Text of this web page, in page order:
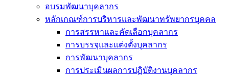
อบรมพัฒนาบุคลากร
หลักเกณฑ์การบริหารและพัฒนาทรัพยากรบุคคล
การสรรหาและคัดเลือกบุคลากร
การบรรจุและแต่งตั้งบุคลากร
การพัฒนาบุคลากร
การประเมินผลการปฏิบัติงานบุคลากร